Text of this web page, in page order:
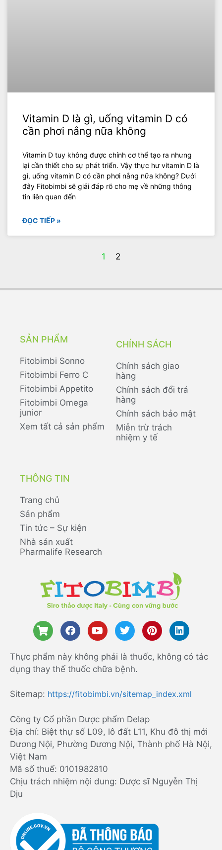
Vitamin D là gì, uống vitamin D có
cần phơi nắng nữa không
Vitamin D tuy không được chính cơ thể tạo ra nhưng
lại cần thiết cho sự phát triển. Vậy thực hư vitamin D là
gì, uống vitamin D có cần phơi nắng nữa không? Dưới
đây Fitobimbi sẽ giải đáp rõ cho mẹ về những thông
tin liên quan đến
ĐỌC TIẾP »
1 2
SẢN PHẨM
Fitobimbi Sonno
Fitobimbi Ferro C
Fitobimbi Appetito
Fitobimbi Omega
junior
Xem tất cả sản phẩm
CHÍNH SÁCH
Chính sách giao
hàng
Chính sách đổi trả
hàng
Chính sách bảo mật
Miễn trừ trách
nhiệm y tế
THÔNG TIN
Trang chủ
Sản phẩm
Tin tức – Sự kiện
Nhà sản xuất
Pharmalife Research
Thực phẩm này không phải là thuốc, không có tác
dụng thay thế thuốc chữa bệnh.
Sitemap: https://fitobimbi.vn/sitemap_index.xml
Công ty Cổ phần Dược phẩm Delap
Địa chỉ: Biệt thự số L09, lô đất L11, Khu đô thị mới
Dương Nội, Phường Dương Nội, Thành phố Hà Nội,
Việt Nam
Mã số thuế: 0101982810
Chịu trách nhiệm nội dung: Dược sĩ Nguyễn Thị
Dịu